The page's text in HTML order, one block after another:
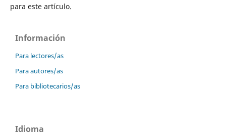
para este artículo.
Información
Para lectores/as
Para autores/as
Para bibliotecarios/as
Idioma